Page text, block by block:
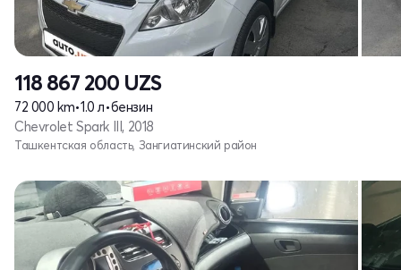
118 867 200 UZS
72 000 km•1.0 л•бензин
Chevrolet Spark III, 2018
Ташкентская область, Зангиатинский район